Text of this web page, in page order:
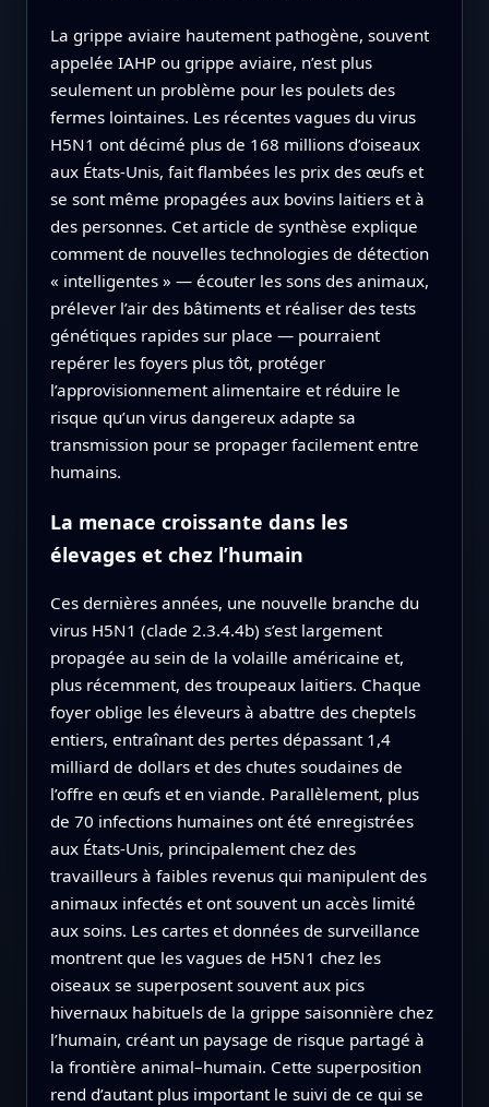
La grippe aviaire hautement pathogène, souvent
appelée IAHP ou grippe aviaire, n’est plus
seulement un problème pour les poulets des
fermes lointaines. Les récentes vagues du virus
H5N1 ont décimé plus de 168 millions d’oiseaux
aux États-Unis, fait flambées les prix des œufs et
se sont même propagées aux bovins laitiers et à
des personnes. Cet article de synthèse explique
comment de nouvelles technologies de détection
« intelligentes » — écouter les sons des animaux,
prélever l’air des bâtiments et réaliser des tests
génétiques rapides sur place — pourraient
repérer les foyers plus tôt, protéger
l’approvisionnement alimentaire et réduire le
risque qu’un virus dangereux adapte sa
transmission pour se propager facilement entre
humains.
La menace croissante dans les
élevages et chez l’humain
Ces dernières années, une nouvelle branche du
virus H5N1 (clade 2.3.4.4b) s’est largement
propagée au sein de la volaille américaine et,
plus récemment, des troupeaux laitiers. Chaque
foyer oblige les éleveurs à abattre des cheptels
entiers, entraînant des pertes dépassant 1,4
milliard de dollars et des chutes soudaines de
l’offre en œufs et en viande. Parallèlement, plus
de 70 infections humaines ont été enregistrées
aux États-Unis, principalement chez des
travailleurs à faibles revenus qui manipulent des
animaux infectés et ont souvent un accès limité
aux soins. Les cartes et données de surveillance
montrent que les vagues de H5N1 chez les
oiseaux se superposent souvent aux pics
hivernaux habituels de la grippe saisonnière chez
l’humain, créant un paysage de risque partagé à
la frontière animal–humain. Cette superposition
rend d’autant plus important le suivi de ce qui se